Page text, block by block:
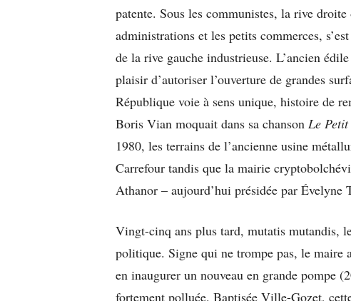
patente. Sous les communistes, la rive
administrations et les petits commerces,
de la rive gauche industrieuse. L’ancien
plaisir d’autoriser l’ouverture de grandes
République voie à sens unique, histoire de
Boris Vian moquait dans sa chanson Le
1980, les terrains de l’ancienne usine
Carrefour tandis que la mairie
Athanor – aujourd’hui présidée par Évelyne
Vingt-cinq ans plus tard, mutatis mutandis,
politique. Signe qui ne trompe pas, le maire
en inaugurer un nouveau en grande pompe
fortement polluée. Baptisée Ville-Gozet,